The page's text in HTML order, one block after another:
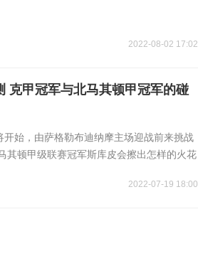
2022-08-02 17:02
克甲冠军与北马其顿甲冠军的碰
始，由萨格勒布迪纳摩主场迎战前来挑战
其顿甲级联赛冠军斯库皮会擦出怎样的火花
2022-07-19 18:00